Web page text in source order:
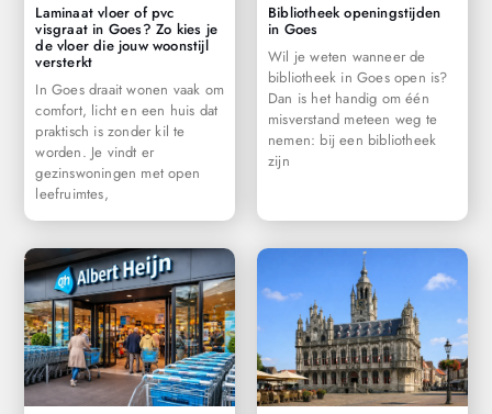
Laminaat vloer of pvc
visgraat in Goes? Zo kies je
de vloer die jouw woonstijl
versterkt
In Goes draait wonen vaak om
comfort, licht en een huis dat
praktisch is zonder kil te
worden. Je vindt er
gezinswoningen met open
leefruimtes,
Bibliotheek openingstijden
in Goes
Wil je weten wanneer de
bibliotheek in Goes open is?
Dan is het handig om één
misverstand meteen weg te
nemen: bij een bibliotheek
zijn